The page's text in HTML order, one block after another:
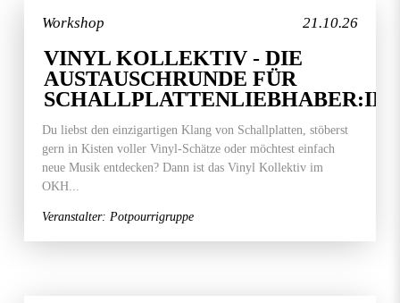
21.10.26
Workshop
VINYL KOLLEKTIV - DIE
AUSTAUSCHRUNDE FÜR
Du liebst den einzigartigen Klang von Schallplatten, stöberst
gern in Kisten voller Vinyl-Schätze oder möchtest einfach
neue Musik entdecken? Dann ist das Vinyl Kollektiv im
OKH...
Veranstalter: Potpourrigruppe